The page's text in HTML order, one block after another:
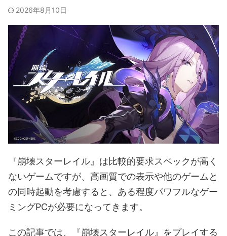
2026年8月10日
『崩壊スターレイル』は比較的要求スペックが高く
ないゲームですが、高画質での表示や他のゲームと
の同時起動を考慮すると、ある程度パワフルなゲー
ミングPCが必要になってきます。
この記事では、『崩壊スターレイル』をプレイする